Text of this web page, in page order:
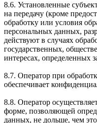
8.6. Установленные
на передачу (кроме
обработку или условия
персональных данных,
действуют в случаях
государственных,
интересах, определенных
8.7. Оператор при
обеспечивает
8.8. Оператор
форме, позволяющей
данных, не дольше, чем